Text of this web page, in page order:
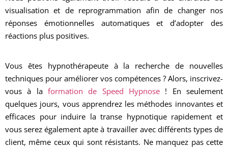
visualisation et de reprogrammation afin de changer nos
réponses émotionnelles automatiques et d’adopter des
réactions plus positives.
Vous êtes hypnothérapeute à la recherche de nouvelles
techniques pour améliorer vos compétences ? Alors, inscrivez-
vous à la formation de Speed Hypnose ! En seulement
quelques jours, vous apprendrez les méthodes innovantes et
efficaces pour induire la transe hypnotique rapidement et
vous serez également apte à travailler avec différents types de
client, même ceux qui sont résistants. Ne manquez pas cette